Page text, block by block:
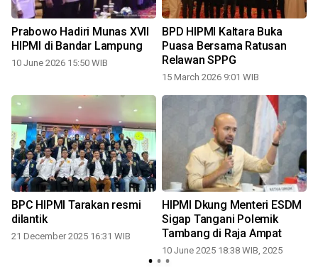
Prabowo Hadiri Munas XVII
HIPMI di Bandar Lampung
10 June 2026 15:50 WIB
BPD HIPMI Kaltara Buka
Puasa Bersama Ratusan
Relawan SPPG
15 March 2026 9:01 WIB
BPC HIPMI Tarakan resmi
dilantik
21 December 2025 16:31 WIB
HIPMI Dkung Menteri ESDM
Sigap Tangani Polemik
Tambang di Raja Ampat
10 June 2025 18:38 WIB, 2025